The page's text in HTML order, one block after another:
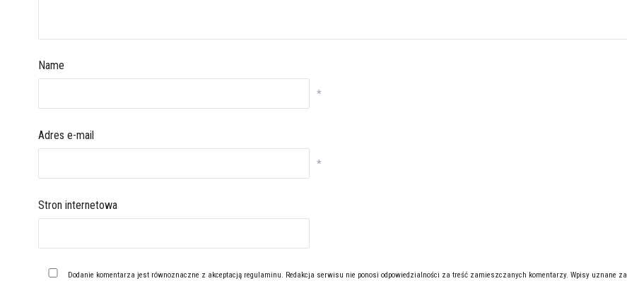
Name
*
Adres e-mail
*
Stron internetowa
Dodanie komentarza jest równoznaczne z akceptacją regulaminu. Redakcja serwisu nie ponosi odpowiedzialności za treść zamieszczanych komentarzy. Wpisy uznane za